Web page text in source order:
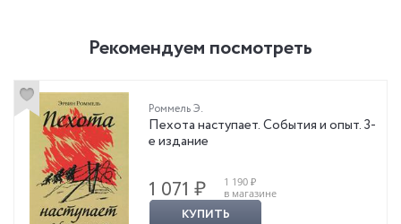
Рекомендуем посмотреть
Роммель Э.
Пехота наступает. События и опыт. 3-
е издание
1 071 ₽
1 190 ₽
в магазине
КУПИТЬ